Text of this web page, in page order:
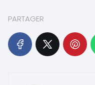
PARTAGER